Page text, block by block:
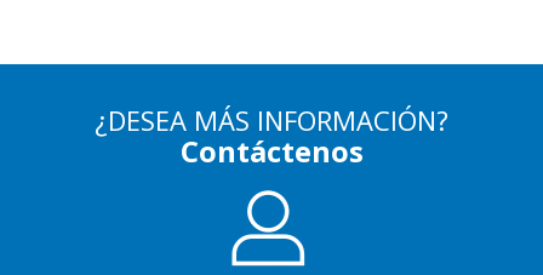
¿DESEA MÁS INFORMACIÓN?
Contáctenos